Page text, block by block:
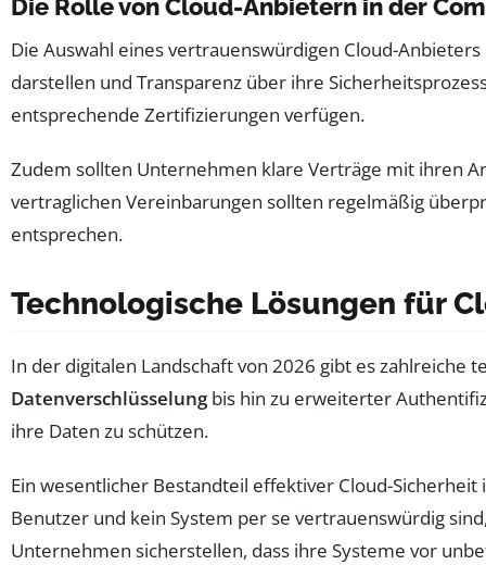
Die Rolle von Cloud-Anbietern in der
Die Auswahl eines vertrauenswürdigen Cloud-
darstellen und Transparenz über ihre
entsprechende Zertifizierungen verfügen.
Zudem sollten Unternehmen klare Verträge mit ihren
vertraglichen Vereinbarungen sollten regelmäßig
entsprechen.
Technologische Lösungen für
In der digitalen Landschaft von 2026 gibt es zahlreiche
Datenverschlüsselungbis hin zu erweiterter
ihre Daten zu schützen.
Ein wesentlicher Bestandteil effektiver Cloud-
Benutzer und kein System per se vertrauenswürdig
Unternehmen sicherstellen, dass ihre Systeme vor